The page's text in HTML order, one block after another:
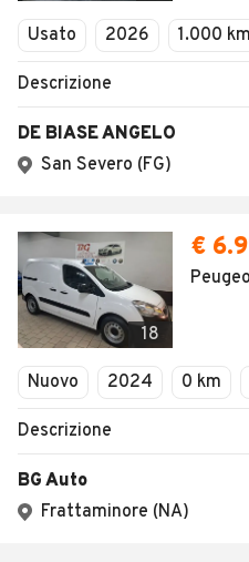
Usato 2026 1.000 km
Descrizione
DE BIASE ANGELO
San Severo (FG)
18
€
Nuovo 2024 0 km
Descrizione
BG Auto
Frattaminore (NA)